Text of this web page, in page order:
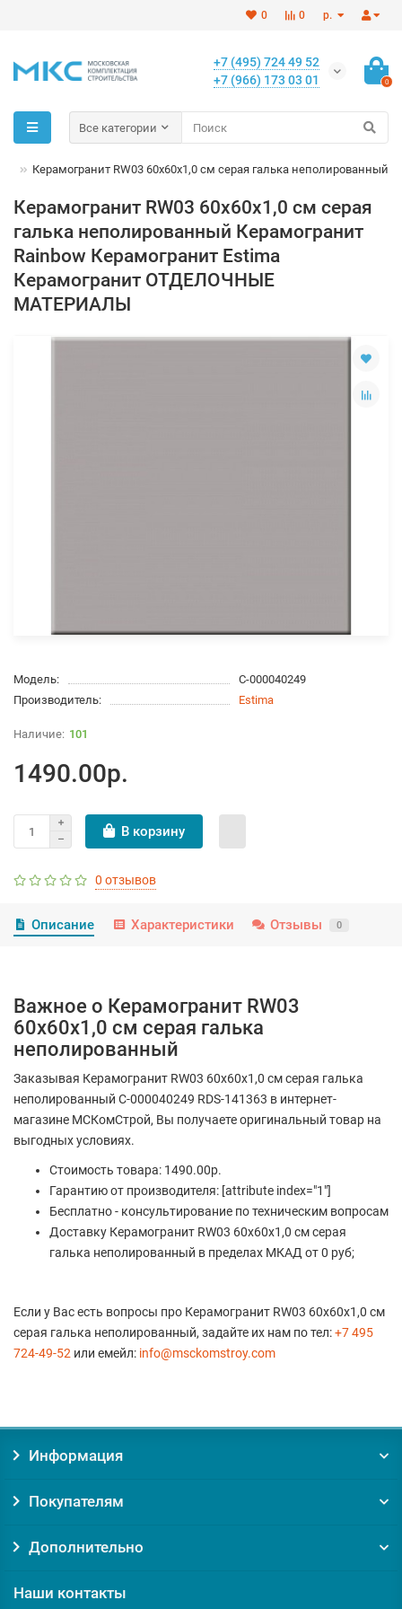
р.
0
0
+7 (495) 724 49 52
+7 (966) 173 03 01
0
Все категории
Керамогранит RW03 60x60x1,0 см серая галька неполированный
Керамогранит RW03 60x60x1,0 см серая
галька неполированный Керамогранит
Rainbow Керамогранит Estima
Керамогранит ОТДЕЛОЧНЫЕ
МАТЕРИАЛЫ
Модель:
С-000040249
Производитель:
Estima
101
1490.00р.
В корзину
0 отзывов
Описание Характеристики Отзывы 0
Важное о Керамогранит RW03
60x60x1,0 см серая галька
неполированный
Заказывая Керамогранит RW03 60x60x1,0 см серая галька
неполированный С-000040249 RDS-141363 в интернет-
магазине МСКомСтрой, Вы получаете оригинальный товар на
выгодных условиях.
Стоимость товара: 1490.00р.
Гарантию от производителя: [attribute index="1"]
Бесплатно - консультирование по техническим вопросам
Доставку Керамогранит RW03 60x60x1,0 см серая
галька неполированный в пределах МКАД от 0 руб;
Если у Вас есть вопросы про Керамогранит RW03 60x60x1,0 см
серая галька неполированный, задайте их нам по тел:+7 495
724-49-52 или емейл: info@msckomstroy.com
Информация
Покупателям
Дополнительно
Наши контакты